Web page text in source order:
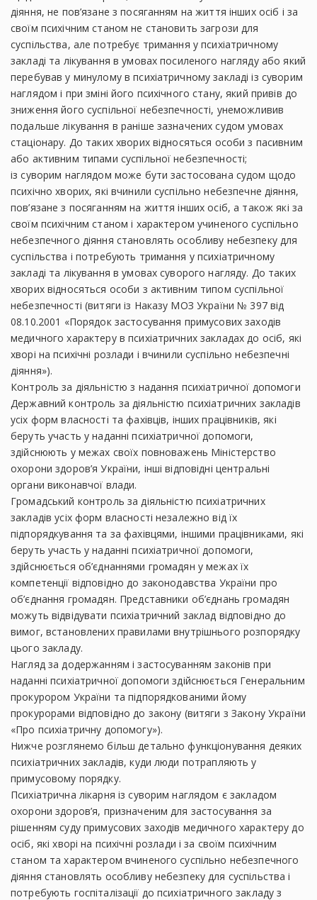
діяння, не пов’язане з посяганням на життя інших осіб і за
своїм психічним станом не становить загрози для
суспільства, але потребує тримання у психіатричному
закладі та лікування в умовах посиленого нагляду або який
перебував у минулому в психіатричному закладі із суворим
наглядом і при зміні його психічного стану, який привів до
зниження його суспільної небезпечності, унеможливив
подальше лікування в раніше зазначених судом умовах
стаціонару. До таких хворих відносяться особи з пасивним
або активним типами суспільної небезпечності;
із суворим наглядом може бути застосована судом щодо
психічно хворих, які вчинили суспільно небезпечне діяння,
пов’язане з посяганням на життя інших осіб, а також які за
своїм психічним станом і характером учиненого суспільно
небезпечного діяння становлять особливу небезпеку для
суспільства і потребують тримання у психіатричному
закладі та лікування в умовах суворого нагляду. До таких
хворих відносяться особи з активним типом суспільної
небезпечності (витяги із Наказу МОЗ України № 397 від
08.10.2001 «Порядок застосування примусових заходів
медичного характеру в психіатричних закладах до осіб, які
хворі на психічні розлади і вчинили суспільно небезпечні
діяння»).
Контроль за діяльністю з надання психіатричної допомоги
Державний контроль за діяльністю психіатричних закладів
усіх форм власності та фахівців, інших працівників, які
беруть участь у наданні психіатричної допомоги,
здійснюють у межах своїх повноважень Міністерство
охорони здоров’я України, інші відповідні центральні
органи виконавчої влади.
Громадський контроль за діяльністю психіатричних
закладів усіх форм власності незалежно від їх
підпорядкування та за фахівцями, іншими працівниками, які
беруть участь у наданні психіатричної допомоги,
здійснюється об’єднаннями громадян у межах їх
компетенції відповідно до законодавства України про
об’єднання громадян. Представники об’єднань громадян
можуть відвідувати психіатричний заклад відповідно до
вимог, встановлених правилами внутрішнього розпорядку
цього закладу.
Нагляд за додержанням і застосуванням законів при
наданні психіатричної допомоги здійснюється Генеральним
прокурором України та підпорядкованими йому
прокурорами відповідно до закону (витяги з Закону України
«Про психіатричну допомогу»).
Нижче розглянемо більш детально функціонування деяких
психіатричних закладів, куди люди потрапляють у
примусовому порядку.
Психіатрична лікарня із суворим наглядом є закладом
охорони здоров’я, призначеним для застосування за
рішенням суду примусових заходів медичного характеру до
осіб, які хворі на психічні розлади і за своїм психічним
станом та характером вчиненого суспільно небезпечного
діяння становлять особливу небезпеку для суспільства і
потребують госпіталізації до психіатричного закладу з